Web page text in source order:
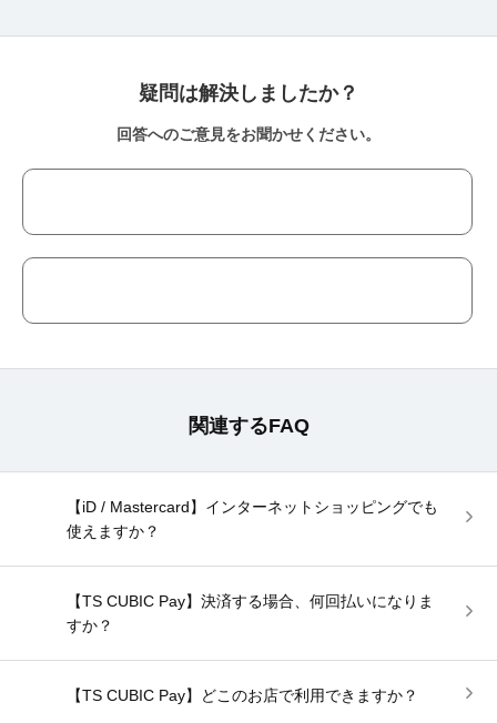
疑問は解決しましたか？
回答へのご意見をお聞かせください。
関連するFAQ
【iD / Mastercard】インターネットショッピングでも
使えますか？
【TS CUBIC Pay】決済する場合、何回払いになりま
すか？
【TS CUBIC Pay】どこのお店で利用できますか？